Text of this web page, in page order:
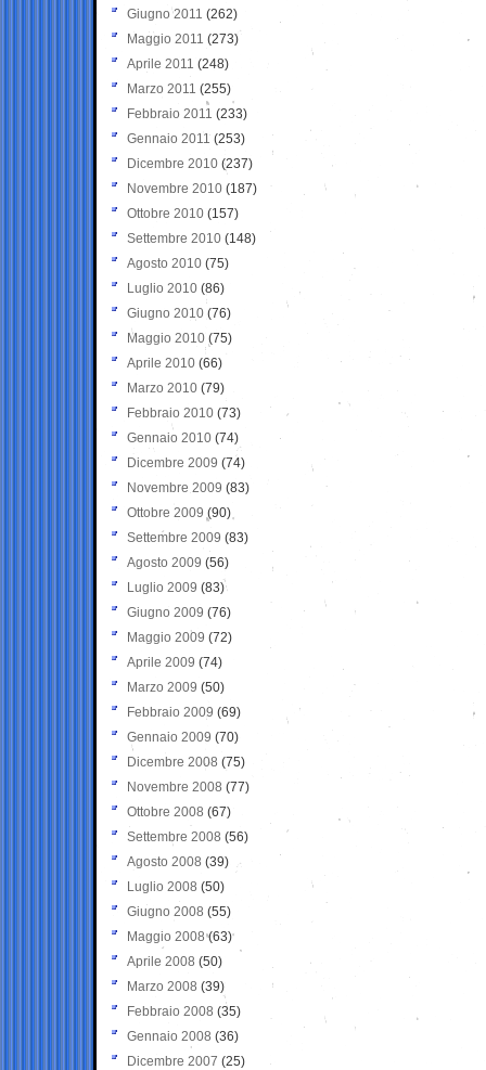
Giugno 2011 (262)
Maggio 2011 (273)
Aprile 2011 (248)
Marzo 2011 (255)
Febbraio 2011 (233)
Gennaio 2011 (253)
Dicembre 2010 (237)
Novembre 2010 (187)
Ottobre 2010 (157)
Settembre 2010 (148)
Agosto 2010 (75)
Luglio 2010 (86)
Giugno 2010 (76)
Maggio 2010 (75)
Aprile 2010 (66)
Marzo 2010 (79)
Febbraio 2010 (73)
Gennaio 2010 (74)
Dicembre 2009 (74)
Novembre 2009 (83)
Ottobre 2009 (90)
Settembre 2009 (83)
Agosto 2009 (56)
Luglio 2009 (83)
Giugno 2009 (76)
Maggio 2009 (72)
Aprile 2009 (74)
Marzo 2009 (50)
Febbraio 2009 (69)
Gennaio 2009 (70)
Dicembre 2008 (75)
Novembre 2008 (77)
Ottobre 2008 (67)
Settembre 2008 (56)
Agosto 2008 (39)
Luglio 2008 (50)
Giugno 2008 (55)
Maggio 2008(63)
Aprile 2008 (50)
Marzo 2008 (39)
Febbraio 2008 (35)
Gennaio 2008 (36)
Dicembre 2007 (25)